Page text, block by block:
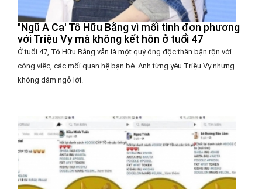
"Ngũ A Ca' Tô Hữu Bằng vì mối tình đơn phương
với Triệu Vy mà không kết hôn ở tuổi 47
Ở tuổi 47, Tô Hữu Bằng vẫn là một quý ông độc thân bận rộn với
công việc, các mối quan hệ bạn bè. Anh từng yêu Triệu Vy nhưng
không dám ngỏ lời.